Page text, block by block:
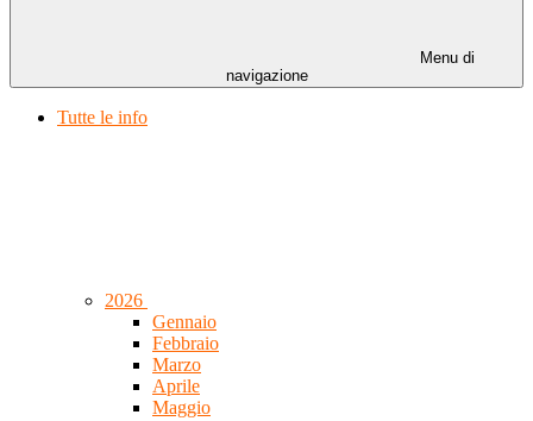
Menu di
navigazione
Tutte le info
2026
Gennaio
Febbraio
Marzo
Aprile
Maggio